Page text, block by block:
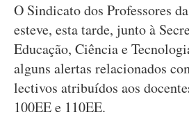
O Sindicato dos Professores
esteve, esta tarde, junto à
Educação, Ciência e
alguns alertas relacionados
lectivos atribuídos aos
100EE e 110EE.